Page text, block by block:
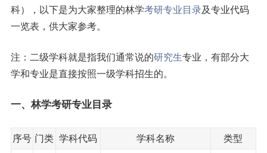
科），以下是为大家整理的林学考研专业目录及专业代码
一览表，供大家参考。
注：二级学科就是指我们通常说的研究生专业，有部分大
学和专业是直接按照一级学科招生的。
一、林学考研专业目录
序号 门类 学科代码 学科名称
类型